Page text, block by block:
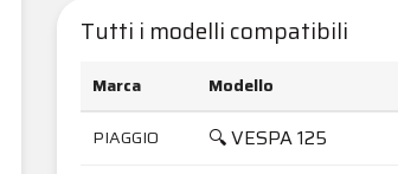
Tutti i modelli compatibili
Marca Modello
PIAGGIO
🔍 VESPA 125